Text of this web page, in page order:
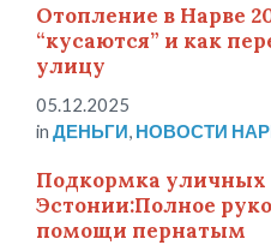
Отопление в Нарве
“кусаются” и как
улицу
05.12.2025
in ДЕНЬГИ НОВОСТИ
Подкормка уличных
Эстонии:Полное
помощи пернатым